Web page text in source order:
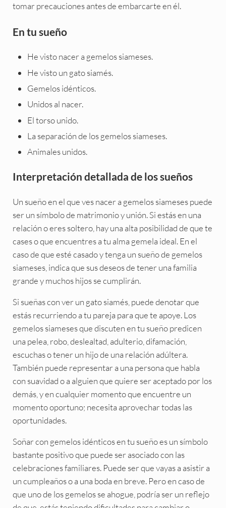
tomar precauciones antes de embarcarte en él.
En tu sueño
He visto nacer a gemelos siameses.
He visto un gato siamés.
Gemelos idénticos.
Unidos al nacer.
El torso unido.
La separación de los gemelos siameses.
Animales unidos.
Interpretación detallada de los sueños
Un sueño en el que ves nacer a gemelos siameses puede
ser un símbolo de matrimonio y unión. Si estás en una
relación o eres soltero, hay una alta posibilidad de que te
cases o que encuentres a tu alma gemela ideal. En el
caso de que esté casado y tenga un sueño de gemelos
siameses, indica que sus deseos de tener una familia
grande y muchos hijos se cumplirán.
Si sueñas con ver un gato siamés, puede denotar que
estás recurriendo a tu pareja para que te apoye. Los
gemelos siameses que discuten en tu sueño predicen
una pelea, robo, deslealtad, adulterio, difamación,
escuchas o tener un hijo de una relación adúltera.
También puede representar a una persona que habla
con suavidad o a alguien que quiere ser aceptado por los
demás, y en cualquier momento que encuentre un
momento oportuno; necesita aprovechar todas las
oportunidades.
Soñar con gemelos idénticos en tu sueño es un símbolo
bastante positivo que puede ser asociado con las
celebraciones familiares. Puede ser que vayas a asistir a
un cumpleaños o a una boda en breve. Pero en caso de
que uno de los gemelos se ahogue, podría ser un reflejo